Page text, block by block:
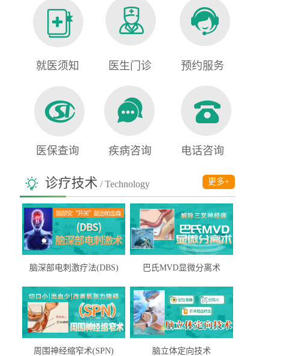
就医须知 医生门诊 预约服务
医保查询 疾病咨询 电话咨询
诊疗技术 / Technology 更多+
脑深部电刺激疗法(DBS) 巴氏MVD显微分离术
周围神经缩窄术(SPN) 脑立体定向技术